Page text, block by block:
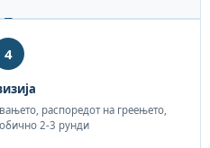
4
распоредот на греењето,
обично 2-3 рунди